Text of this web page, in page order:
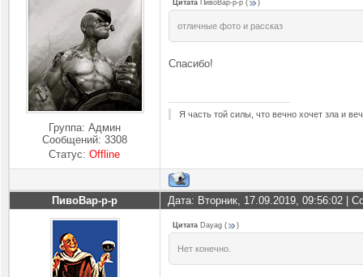
Группа: Админ
Сообщений: 3308
Статус:Offline
Цитата ПивоВар-р-р ( )
отличные фото и рассказ
Спасибо!
Я часть той силы, что вечно хочет зла и
ПивоВар-р-р Дата: Вторник, 17.09.2019, 09:56:02 |
Цитата Dayag ( )
Нет конечно.